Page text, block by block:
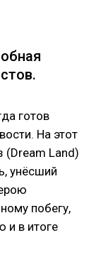
готов
На этот
(Dream Land)
унёсший
побегу,
и в итоге